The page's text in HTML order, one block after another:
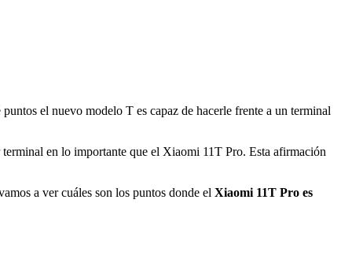
el nuevo modelo T es capaz de hacerle frente a un terminal
en lo importante que el Xiaomi 11T Pro. Esta afirmación
a ver cuáles son los puntos donde el Xiaomi 11T Pro es